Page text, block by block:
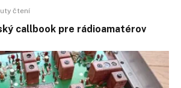
čtení
callbook pre rádioamatérov